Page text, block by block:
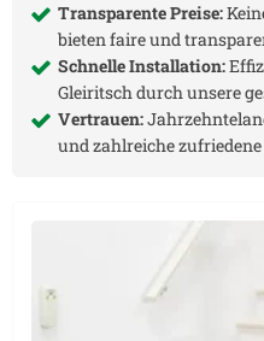
Transparente Preise:
bieten faire und
Schnelle Installation:
Gleiritschdurch unsere
Vertrauen:
und zahlreiche